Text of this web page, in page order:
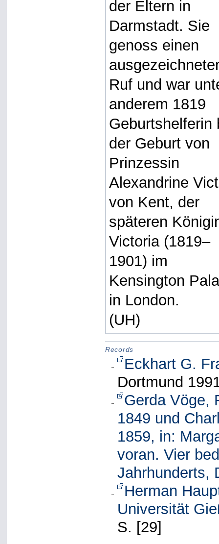
der Eltern in
Darmstadt. Sie
genoss einen
Ruf und war
anderem 1819
Geburtshelferin
der Geburt von
Prinzessin
Alexandrine
von Kent, der
späteren
Victoria (1819–
1901) im
Kensington
in London.
(UH)
Records
Eckhart G.
Dortmund
Gerda Vöge,
1849 und
1859, in:
voran. Vier
Jahrhunderts,
Herman
Universität
S. [29]